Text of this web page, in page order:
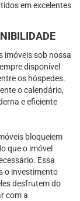
em excelentes
imóveis sob nossa
disponível
os hóspedes.
o calendário,
e eficiente
bloqueiem
que o imóvel
Essa
o investimento
desfrutem do
com a